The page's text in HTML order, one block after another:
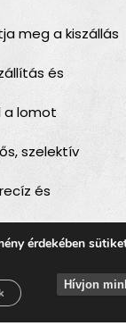
meg a kiszállás
és
a lomot
szelektív
és
–
érdekében
Hívjon